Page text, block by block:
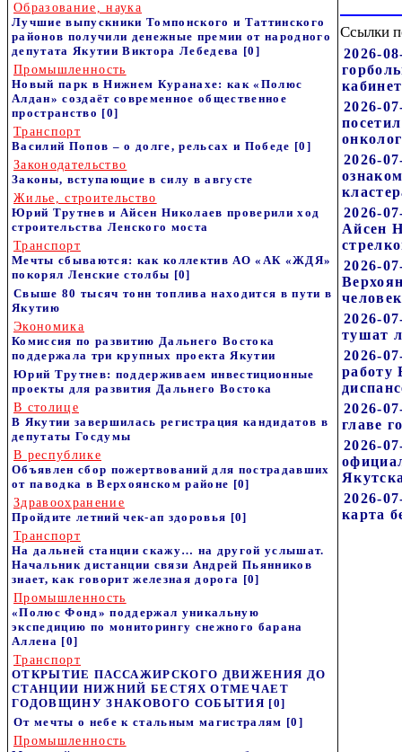
Образование, наука
Лучшие выпускники Томпонского и Таттинского
районов получили денежные премии от народного
депутата Якутии Виктора Лебедева [0]
Промышленность
Новый парк в Нижнем Куранахе: как «Полюс
Алдан» создаёт современное общественное
пространство [0]
Транспорт
Василий Попов – о долге, рельсах и Победе [0]
Законодательство
Законы, вступающие в силу в августе
Жилье, строительство
Юрий Трутнев и Айсен Николаев проверили ход
строительства Ленского моста
Транспорт
Мечты сбываются: как коллектив АО «АК «ЖДЯ»
покорял Ленские столбы [0]
Свыше 80 тысяч тонн топлива находится в пути в
Якутию
Экономика
Комиссия по развитию Дальнего Востока
поддержала три крупных проекта Якутии
Юрий Трутнев: поддерживаем инвестиционные
проекты для развития Дальнего Востока
В столице
В Якутии завершилась регистрация кандидатов в
депутаты Госдумы
В республике
Объявлен сбор пожертвований для пострадавших
от паводка в Верхоянском районе [0]
Здравоохранение
Пройдите летний чек-ап здоровья [0]
Транспорт
На дальней станции скажу… на другой услышат.
Начальник дистанции связи Андрей Пьянников
знает, как говорит железная дорога [0]
Промышленность
«Полюс Фонд» поддержал уникальную
экспедицию по мониторингу снежного барана
Аллена [0]
Транспорт
ОТКРЫТИЕ ПАССАЖИРСКОГО ДВИЖЕНИЯ ДО
СТАНЦИИ НИЖНИЙ БЕСТЯХ ОТМЕЧАЕТ
ГОДОВЩИНУ ЗНАКОВОГО СОБЫТИЯ [0]
От мечты о небе к стальным магистралям [0]
Промышленность
Ссылки
2026-
2026-
2026-
2026-
Айсен
2026-
2026-
тушат
2026-
работу
2026-
главе
2026-
2026-
карта